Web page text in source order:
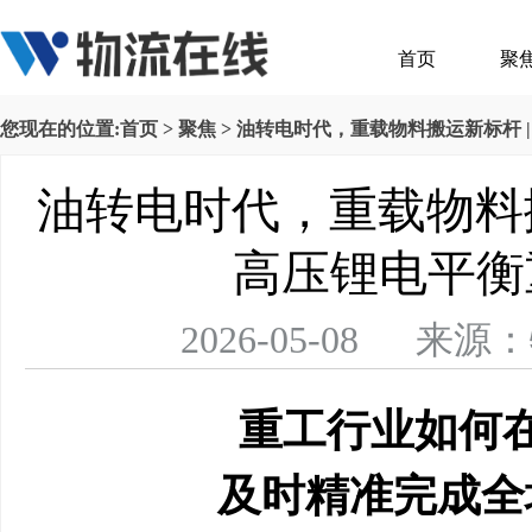
首页 聚
您现在的位置:首页 > 聚焦 > 油转电时代，重载物料搬运新标杆
油转电时代，重载物
高压锂电平
2026-05-08 来源
重工行业如何
及时精准完成